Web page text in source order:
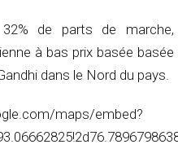
de parts de marche,
à bas prix basée basée
dans le Nord du pays.
maps/embed?